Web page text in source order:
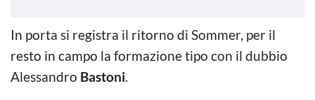
In porta si registra il ritorno di Sommer, per il
resto in campo la formazione tipo con il dubbio
Alessandro Bastoni.